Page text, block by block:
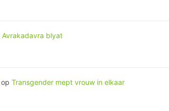
Avrakadavra blyat
op Transgender mept vrouw in elkaar